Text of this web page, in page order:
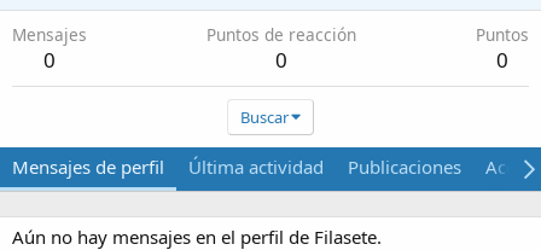
Mensajes
0
Puntos de reacción
0
Puntos
0
Buscar
Mensajes de perfil Última actividad Publicaciones Acerca
Aún no hay mensajes en el perfil de Filasete.